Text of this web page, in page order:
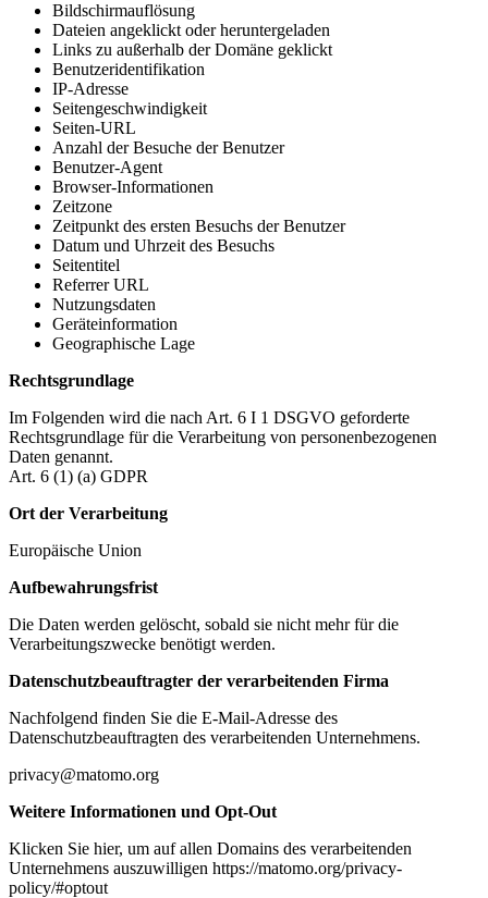
Bildschirmauflösung
Dateien angeklickt oder heruntergeladen
Links zu außerhalb der Domäne geklickt
Benutzeridentifikation
IP-Adresse
Seitengeschwindigkeit
Seiten-URL
Anzahl der Besuche der Benutzer
Benutzer-Agent
Browser-Informationen
Zeitzone
Zeitpunkt des ersten Besuchs der Benutzer
Datum und Uhrzeit des Besuchs
Seitentitel
Referrer URL
Nutzungsdaten
Geräteinformation
Geographische Lage
Rechtsgrundlage
Im Folgenden wird die nach Art. 6 I 1 DSGVO geforderte
Rechtsgrundlage für die Verarbeitung von personenbezogenen
Daten genannt.
Art. 6 (1) (a) GDPR
Ort der Verarbeitung
Europäische Union
Aufbewahrungsfrist
Die Daten werden gelöscht, sobald sie nicht mehr für die
Verarbeitungszwecke benötigt werden.
Datenschutzbeauftragter der verarbeitenden Firma
Nachfolgend finden Sie die E-Mail-Adresse des
Datenschutzbeauftragten des verarbeitenden Unternehmens.
privacy@matomo.org
Weitere Informationen und Opt-Out
Klicken Sie hier, um auf allen Domains des verarbeitenden
Unternehmens auszuwilligen https://matomo.org/privacy-
policy/#optout